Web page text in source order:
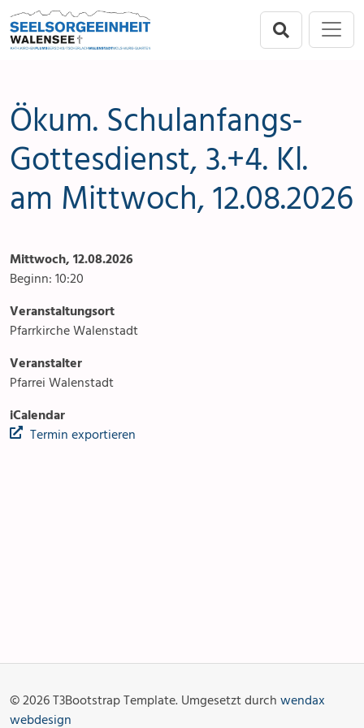
Direkt zur Hauptnavigation springen
Direkt zum Inhalt springen
Ökum. Schulanfangs-
Gottesdienst, 3.+4. Kl.
am Mittwoch, 12.08.2026
Mittwoch, 12.08.2026
Beginn: 10:20
Veranstaltungsort
Pfarrkirche Walenstadt
Veranstalter
Pfarrei Walenstadt
iCalendar
Termin exportieren
© 2026 T3Bootstrap Template. Umgesetzt durch wendax
webdesign
Menu
Flums
Berschis-Tscherlach
Walenstadt
Seelsorgeeinheit
Angebote & Sakramente
Kontakte
Links
Stellenangebot
Angebot & Sakramente
Aktuelles
Fotogalerie
Links